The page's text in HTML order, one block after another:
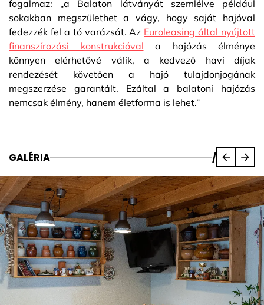
fogalmaz: „a Balaton látványát szemlélve például
sokakban megszülethet a vágy, hogy saját hajóval
fedezzék fel a tó varázsát. Az Euroleasing által nyújtott
finanszírozási konstrukcióval a hajózás élménye
könnyen elérhetővé válik, a kedvező havi díjak
rendezését követően a hajó tulajdonjogának
megszerzése garantált. Ezáltal a balatoni hajózás
nemcsak élmény, hanem életforma is lehet.”
GALÉRIA /